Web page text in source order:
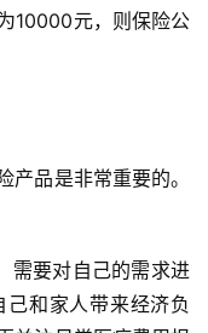
10000元，则保险公
品是非常重要的。
需要对自己的需求进
和家人带来经济负